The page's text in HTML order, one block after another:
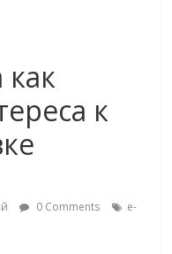
как
к
0 Comments
e-